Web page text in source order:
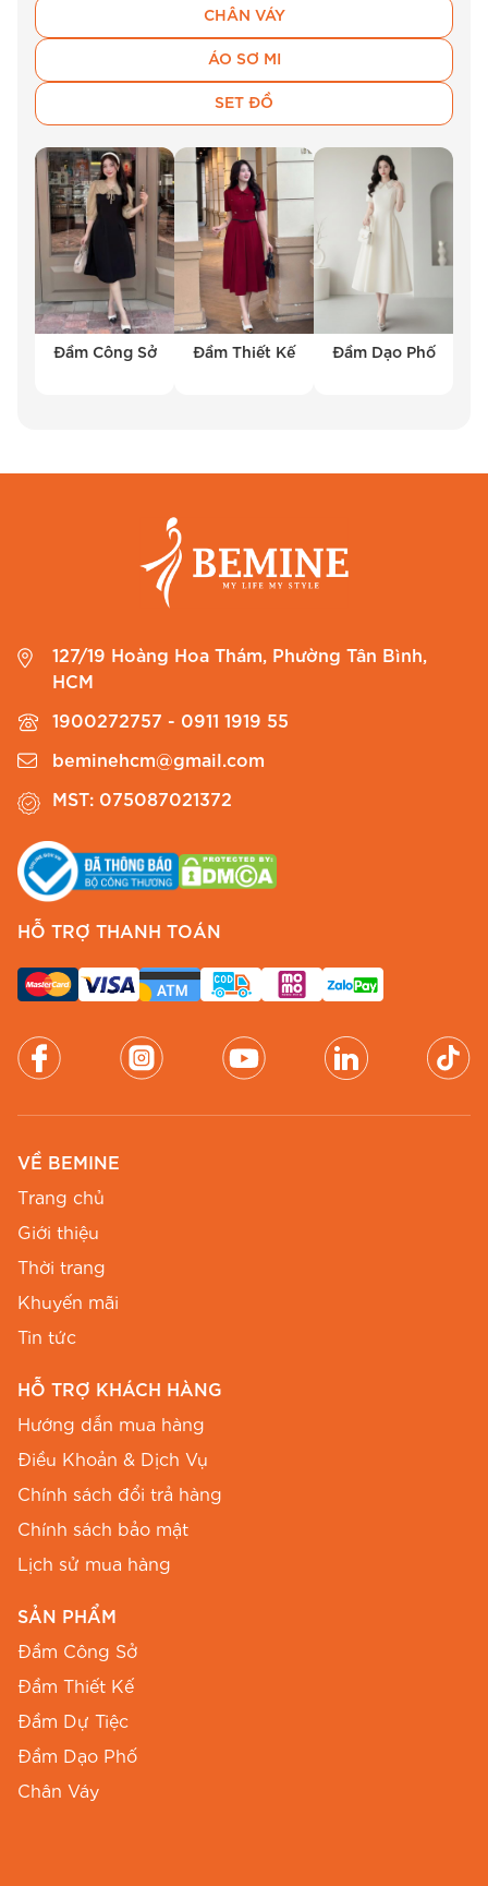
CHÂN VÁY
ÁO SƠ MI
SET ĐỒ
Đầm Công Sở Đầm Thiết Kế Đầm Dạo Phố
127/19 Hoàng Hoa Thám, Phường Tân Bình,
HCM
1900272757 - 0911 1919 55
beminehcm@gmail.com
MST: 075087021372
HỖ TRỢ THANH TOÁN
VỀ BEMINE
Trang chủ
Giới thiệu
Thời trang
Khuyến mãi
Tin tức
HỖ TRỢ KHÁCH HÀNG
Hướng dẫn mua hàng
Điều Khoản & Dịch Vụ
Chính sách đổi trả hàng
Chính sách bảo mật
Lịch sử mua hàng
SẢN PHẨM
Đầm Công Sở
Đầm Thiết Kế
Đầm Dự Tiệc
Đầm Dạo Phố
Chân Váy